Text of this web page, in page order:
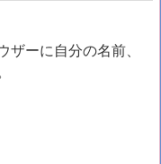
ーに自分の名前、